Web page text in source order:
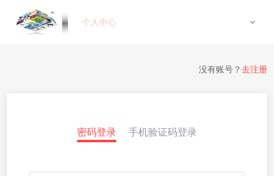
个人中心
密码登录 手机验证码登录
没有账号？ 去注册